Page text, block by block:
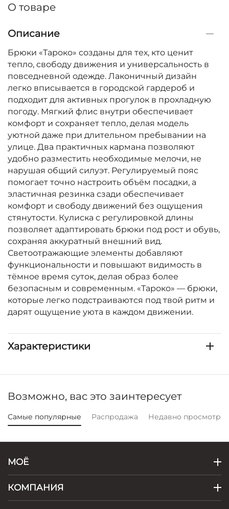
О товаре
Описание
Брюки «Тароко» созданы для тех, кто ценит
тепло, свободу движения и универсальность в
повседневной одежде. Лаконичный дизайн
легко вписывается в городской гардероб и
подходит для активных прогулок в прохладную
погоду. Мягкий флис внутри обеспечивает
комфорт и сохраняет тепло, делая модель
уютной даже при длительном пребывании на
улице. Два практичных кармана позволяют
удобно разместить необходимые мелочи, не
нарушая общий силуэт. Регулируемый пояс
помогает точно настроить объём посадки, а
эластичная резинка сзади обеспечивает
комфорт и свободу движений без ощущения
стянутости. Кулиска с регулировкой длины
позволяет адаптировать брюки под рост и обувь,
сохраняя аккуратный внешний вид.
Светоотражающие элементы добавляют
функциональности и повышают видимость в
тёмное время суток, делая образ более
безопасным и современным. «Тароко» — брюки,
которые легко подстраиваются под твой ритм и
дарят ощущение уюта в каждом движении.
Характеристики
Возможно, вас это заинтересует
Самые популярные Распродажа Недавно
МОЁ
КОМПАНИЯ